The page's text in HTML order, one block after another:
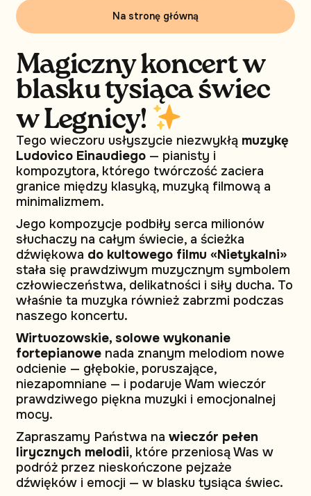
Na stronę główną
Magiczny koncert w
blasku tysiąca świec
w Legnicy!
Tego wieczoru usłyszycie niezwykłą muzykę
Ludovico Einaudiego— pianisty i
kompozytora, którego twórczość zaciera
granice między klasyką, muzyką filmową a
minimalizmem.
Jego kompozycje podbiły serca milionów
słuchaczy na całym świecie, a ścieżka
dźwiękowa do kultowego filmu «Nietykalni»
stała się prawdziwym muzycznym symbolem
człowieczeństwa, delikatności i siły ducha. To
właśnie ta muzyka również zabrzmi podczas
naszego koncertu.
Wirtuozowskie, solowe wykonanie
fortepianowenada znanym melodiom nowe
odcienie — głębokie, poruszające,
niezapomniane — i podaruje Wam wieczór
prawdziwego piękna muzyki i emocjonalnej
mocy.
Zapraszamy Państwa na wieczór pełen
lirycznych melodii, które przeniosą Was w
podróż przez nieskończone pejzaże
dźwięków i emocji — w blasku tysiąca świec.